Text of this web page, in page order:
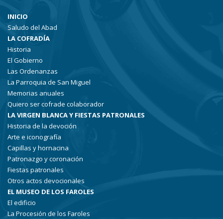
INICIO
Saludo del Abad
LA COFRADÍA
Historia
El Gobierno
Las Ordenanzas
La Parroquia de San Miguel
Memorias anuales
Quiero ser cofrade colaborador
LA VIRGEN BLANCA Y FIESTAS PATRONALES
Historia de la devoción
Arte e iconografía
Capillas y hornacina
Patronazgo y coronación
Fiestas patronales
Otros actos devocionales
EL MUSEO DE LOS FAROLES
El edificio
La Procesión de los Faroles